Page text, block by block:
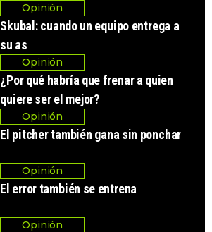
Opinión
Skubal: cuando un equipo entrega a
su as
Opinión
¿Por qué habría que frenar a quien
quiere ser el mejor?
Opinión
El pitcher también gana sin ponchar
Opinión
El error también se entrena
Opinión